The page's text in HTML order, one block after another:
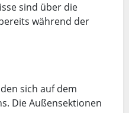
sind über die
während der
sich auf dem
Die Außensektionen